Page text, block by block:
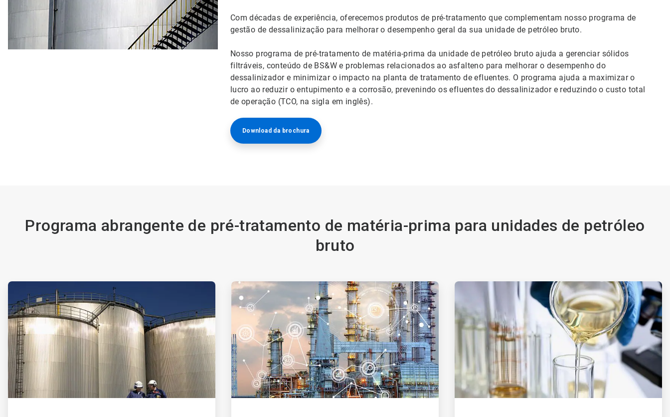
Com décadas de experiência, oferecemos produtos de pré-tratamento que complementam nosso programa de
gestão de dessalinização para melhorar o desempenho geral da sua unidade de petróleo bruto.
Nosso programa de pré-tratamento de matéria-prima da unidade de petróleo bruto ajuda a gerenciar sólidos
filtráveis, conteúdo de BS&W e problemas relacionados ao asfalteno para melhorar o desempenho do
dessalinizador e minimizar o impacto na planta de tratamento de efluentes. O programa ajuda a maximizar o
lucro ao reduzir o entupimento e a corrosão, prevenindo os efluentes do dessalinizador e reduzindo o custo total
de operação (TCO, na sigla em inglês).
Download da brochura
Programa abrangente de pré-tratamento de matéria-prima para unidades de petróleo
bruto
ArticleTile
de
3
ArticleTile
2
de
ArticleTile
de
3